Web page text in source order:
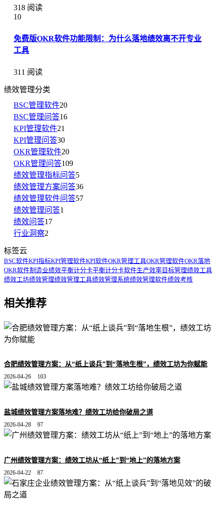
318 阅读
10
免费版OKR软件功能限制：为什么落地绩效离不开专业
工具
311 阅读
绩效管理分类
BSC管理软件20
BSC管理问答16
KPI管理软件21
KPI管理问答30
OKR管理软件20
OKR管理问答109
绩效管理指标问答5
绩效管理方案问答36
绩效管理软件问答57
绩效管理问答1
绩效问答17
行业洞察2
标签云
BSC软件KPI指标KPI管理软件KPI软件OKR管理工具OKR管理软件OKR落地
OKR软件制造业绩效平衡计分卡平衡计分卡软件生产效率 目标管理绩效工具
绩效工坊绩效管理绩效管理工具绩效管理系统绩效管理软件绩效考核
相关推荐
合肥绩效管理方案：从“纸上谈兵”到“落地生根”，绩效工坊为你赋能
2026-04-26 103
盐城绩效管理方案落地难？绩效工坊给你破局之道
2026-04-28 97
广州绩效管理方案：绩效工坊从“纸上”到“地上”的落地方案
2026-04-22 87